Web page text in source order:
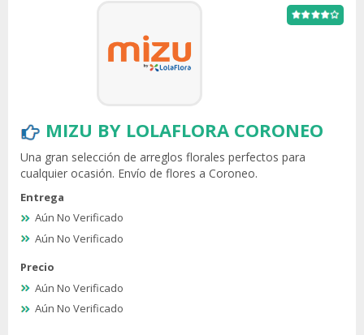
MIZU BY LOLAFLORA CORONEO
Una gran selección de arreglos florales perfectos para
cualquier ocasión. Envío de flores a Coroneo.
Entrega
Aún No Verificado
Aún No Verificado
Precio
Aún No Verificado
Aún No Verificado